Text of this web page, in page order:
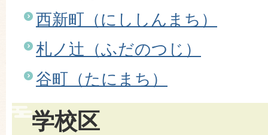
西新町（にししんまち）
札ノ辻（ふだのつじ）
谷町（たにまち）
学校区